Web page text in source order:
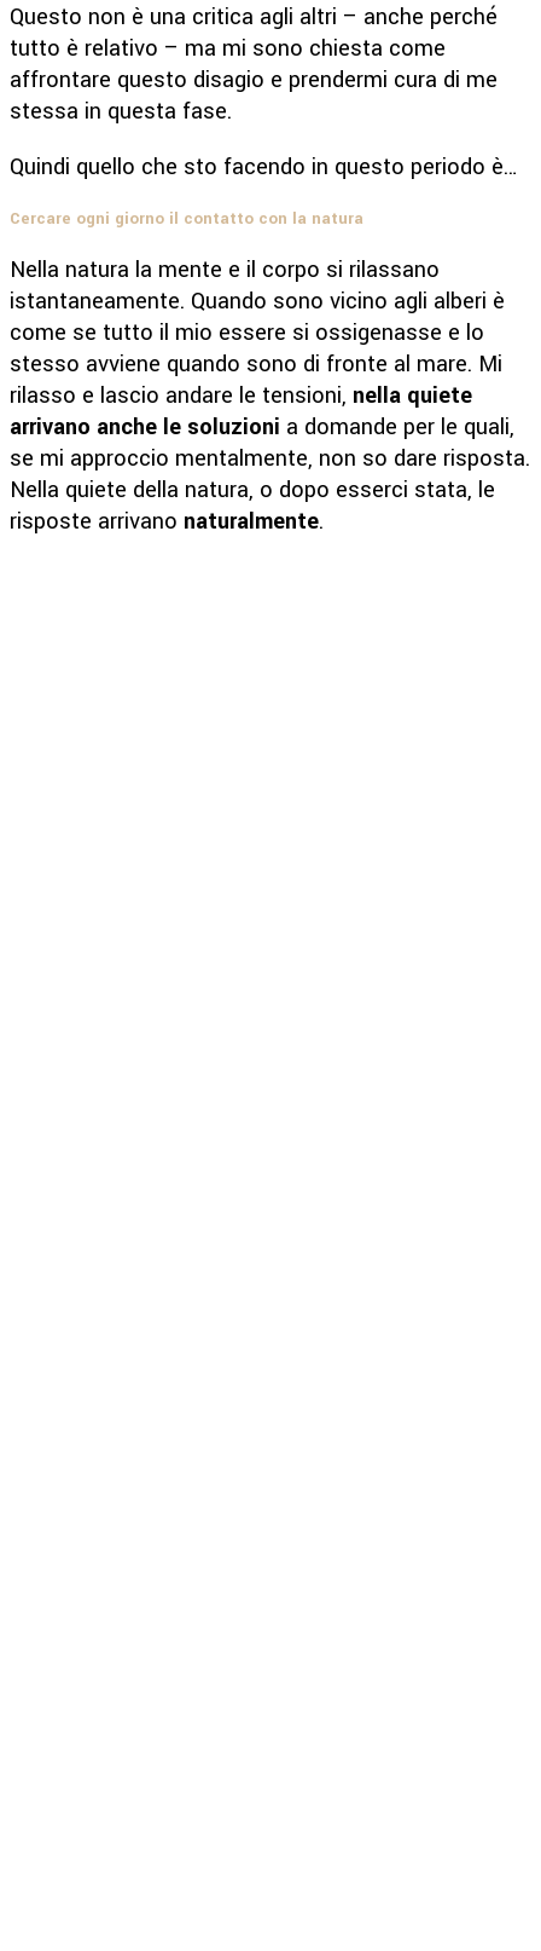
Questo non è una critica agli altri – anche perché
tutto è relativo – ma mi sono chiesta come
affrontare questo disagio e prendermi cura di me
stessa in questa fase.
Quindi quello che sto facendo in questo periodo è…
Cercare ogni giorno il contatto con la natura
Nella natura la mente e il corpo si rilassano
istantaneamente. Quando sono vicino agli alberi è
come se tutto il mio essere si ossigenasse e lo
stesso avviene quando sono di fronte al mare. Mi
rilasso e lascio andare le tensioni, nella quiete
arrivano anche le soluzioni a domande per le quali,
se mi approccio mentalmente, non so dare risposta.
Nella quiete della natura, o dopo esserci stata, le
risposte arrivano naturalmente.